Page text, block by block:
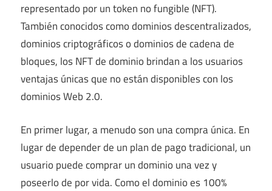
representado por un token no fungible (NFT).
También conocidos como dominios descentralizados,
dominios criptográficos o dominios de cadena de
bloques, los NFT de dominio brindan a los usuarios
ventajas únicas que no están disponibles con los
dominios Web 2.0.
En primer lugar, a menudo son una compra única. En
lugar de depender de un plan de pago tradicional, un
usuario puede comprar un dominio una vez y
poseerlo de por vida. Como el dominio es 100%